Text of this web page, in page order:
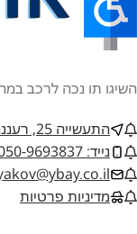
השיגו תו נכה לרכב
התעשייה 25, רעננה
נייד: 050-9693837 יעקב ישר
מדיניות פרטיות